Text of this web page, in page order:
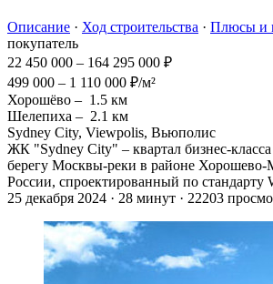
Описание · Ход строительства · Плюсы и
покупатель
22 450 000 – 164 295 000 ₽
499 000 – 1 110 000 ₽/м²
Хорошёво – 1.5 км
Шелепиха – 2.1 км
Sydney City, Viewpolis, Вьюполис
ЖК "Sydney City" – квартал бизнес-
берегу Москвы-реки в районе
России, спроектированный по стандарту
25 декабря 2024 · 28 минут · 22203